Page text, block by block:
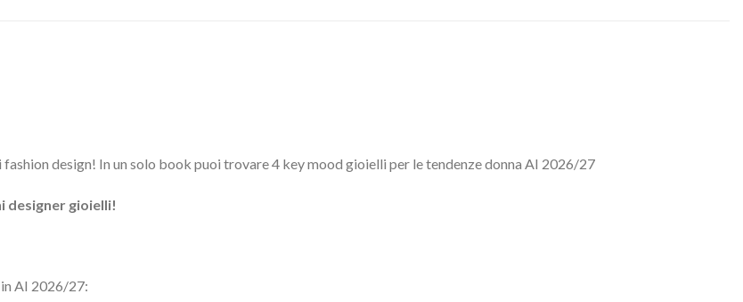
design! In un solo book puoi trovare 4 key mood gioielli per le tendenze donna AI 2026/27
designer gioielli!
AI 2026/27: